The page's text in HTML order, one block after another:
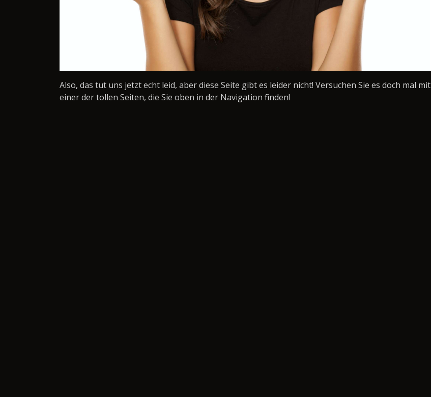
Also, das tut uns jetzt echt leid, aber diese Seite gibt es leider nicht! Versuchen Sie es doch mal mit
einer der tollen Seiten, die Sie oben in der Navigation finden!